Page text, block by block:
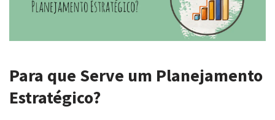
Para que Serve um Planejamento
Estratégico?